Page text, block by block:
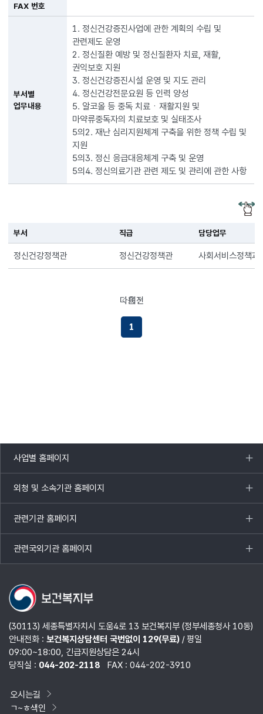
FAX 번호
부서별
업무내용
1. 정신건강증진사업에 관한 계획의 수립 및
관련제도 운영
2. 정신질환 예방 및 정신질환자 치료, 재활,
권익보호 지원
3. 정신건강증진시설 운영 및 지도 관리
4. 정신건강전문요원 등 인력 양성
5. 알코올 등 중독 치료ㆍ재활지원 및
마약류중독자의 치료보호 및 실태조사
5의2. 재난 심리지원체계 구축을 위한 정책 수립 및
지원
5의3. 정신 응급대응체계 구축 및 운영
5의4. 정신의료기관 관련 제도 및 관리에 관한 사항
부서 직급 담당업무
정신건강정책관 정신건강정책관 사회서비스정책과
이전
페이지로이동하기
1
다음페이지로이동하기
사업별 홈페이지
목록
열기
외청 및 소속기관 홈페이지
목록
열기
관련기관 홈페이지
목록
열기
관련국외기관 홈페이지
목록
열기
(30113) 세종특별자치시 도움4로 13 보건복지부 (정부세종청사 10동)
안내전화 : 보건복지상담센터 국번없이 129(무료)/ 평일
09:00~18:00, 긴급지원상담은 24시
당직실 : 044-202-2118 FAX : 044-202-3910
오시는길
ㄱ~ㅎ색인